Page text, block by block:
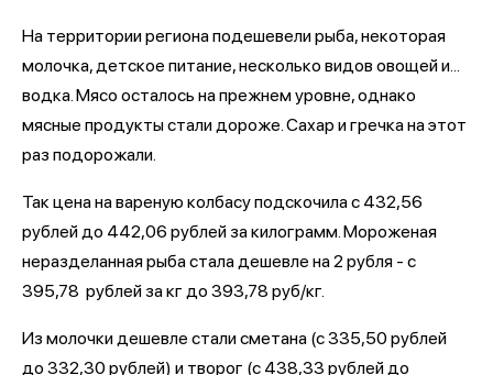
На территории региона подешевели рыба, некоторая
молочка, детское питание, несколько видов овощей и...
водка. Мясо осталось на прежнем уровне, однако
мясные продукты стали дороже. Сахар и гречка на этот
раз подорожали.
Так цена на вареную колбасу подскочила с 432,56
рублей до 442,06 рублей за килограмм. Мороженая
неразделанная рыба стала дешевле на 2 рубля - с
395,78 рублей за кг до 393,78 руб/кг.
Из молочки дешевле стали сметана (с 335,50 рублей
до 332,30 рублей) и творог (с 438,33 рублей до